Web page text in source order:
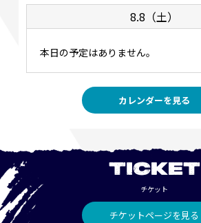
8.8（土）
本日の予定はありません。
カレンダーを見る
TICKET
チケット
チケットページを見る